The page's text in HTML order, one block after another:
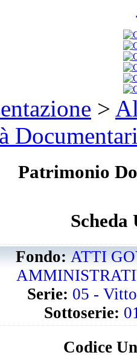
>
Patrimonio
Scheda
Fondo:ATTI
Serie: 05 -
Sottoserie:
Codice